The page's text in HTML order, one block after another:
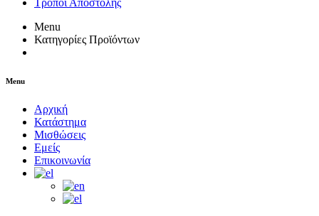
Τρόποι Αποστολής
Menu
Κατηγορίες Προϊόντων
Menu
Αρχική
Κατάστημα
Μισθώσεις
Εμείς
Επικοινωνία